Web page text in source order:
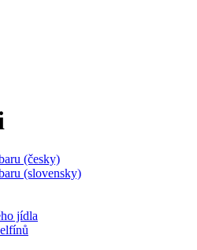
(česky)
(slovensky)
jídla